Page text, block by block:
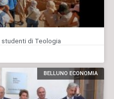
studenti di Teologia
BELLUNO ECONOMIA